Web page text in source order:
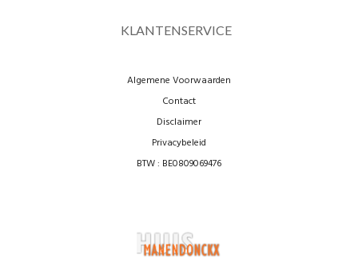
KLANTENSERVICE
Algemene Voorwaarden
Contact
Disclaimer
Privacybeleid
BTW : BE0809069476